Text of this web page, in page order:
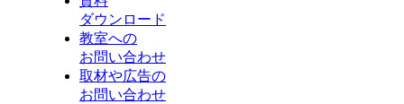
ダウンロード
教室への
お問い合わせ
取材や広告の
お問い合わせ